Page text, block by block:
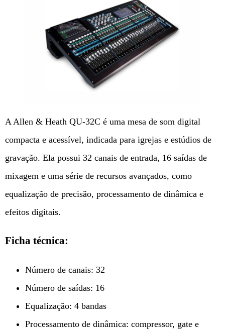
A Allen & Heath QU-32C é uma mesa de som digital
compacta e acessível, indicada para igrejas e estúdios de
gravação. Ela possui 32 canais de entrada, 16 saídas de
mixagem e uma série de recursos avançados, como
equalização de precisão, processamento de dinâmica e
efeitos digitais.
Ficha técnica:
Número de canais: 32
Número de saídas: 16
Equalização: 4 bandas
Processamento de dinâmica: compressor, gate e